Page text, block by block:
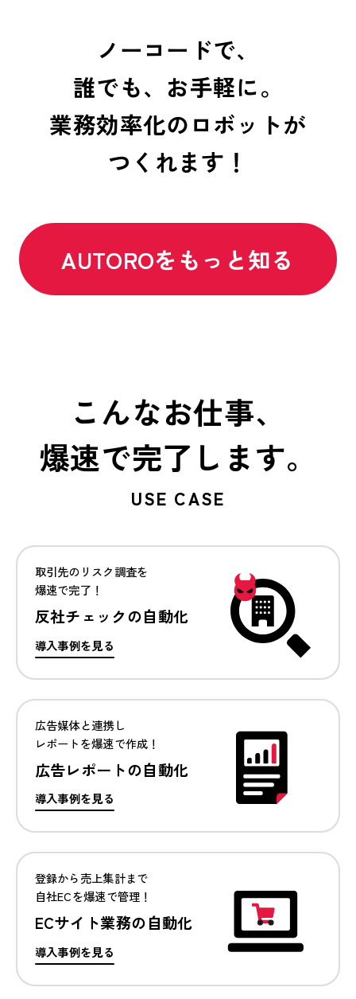
ノーコードで、
誰でも、お手軽に。
業務効率化のロボットが
つくれます！
AUTOROをもっと知る
こんなお仕事、
爆速で完了します。
USE CASE
取引先のリスク調査を
爆速で完了！
反社チェックの自動化
導入事例を見る
広告媒体と連携し
レポートを爆速で作成！
広告レポートの自動化
導入事例を見る
登録から売上集計まで
自社ECを爆速で管理！
ECサイト業務の自動化
導入事例を見る